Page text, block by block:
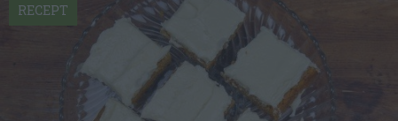
RECEPT